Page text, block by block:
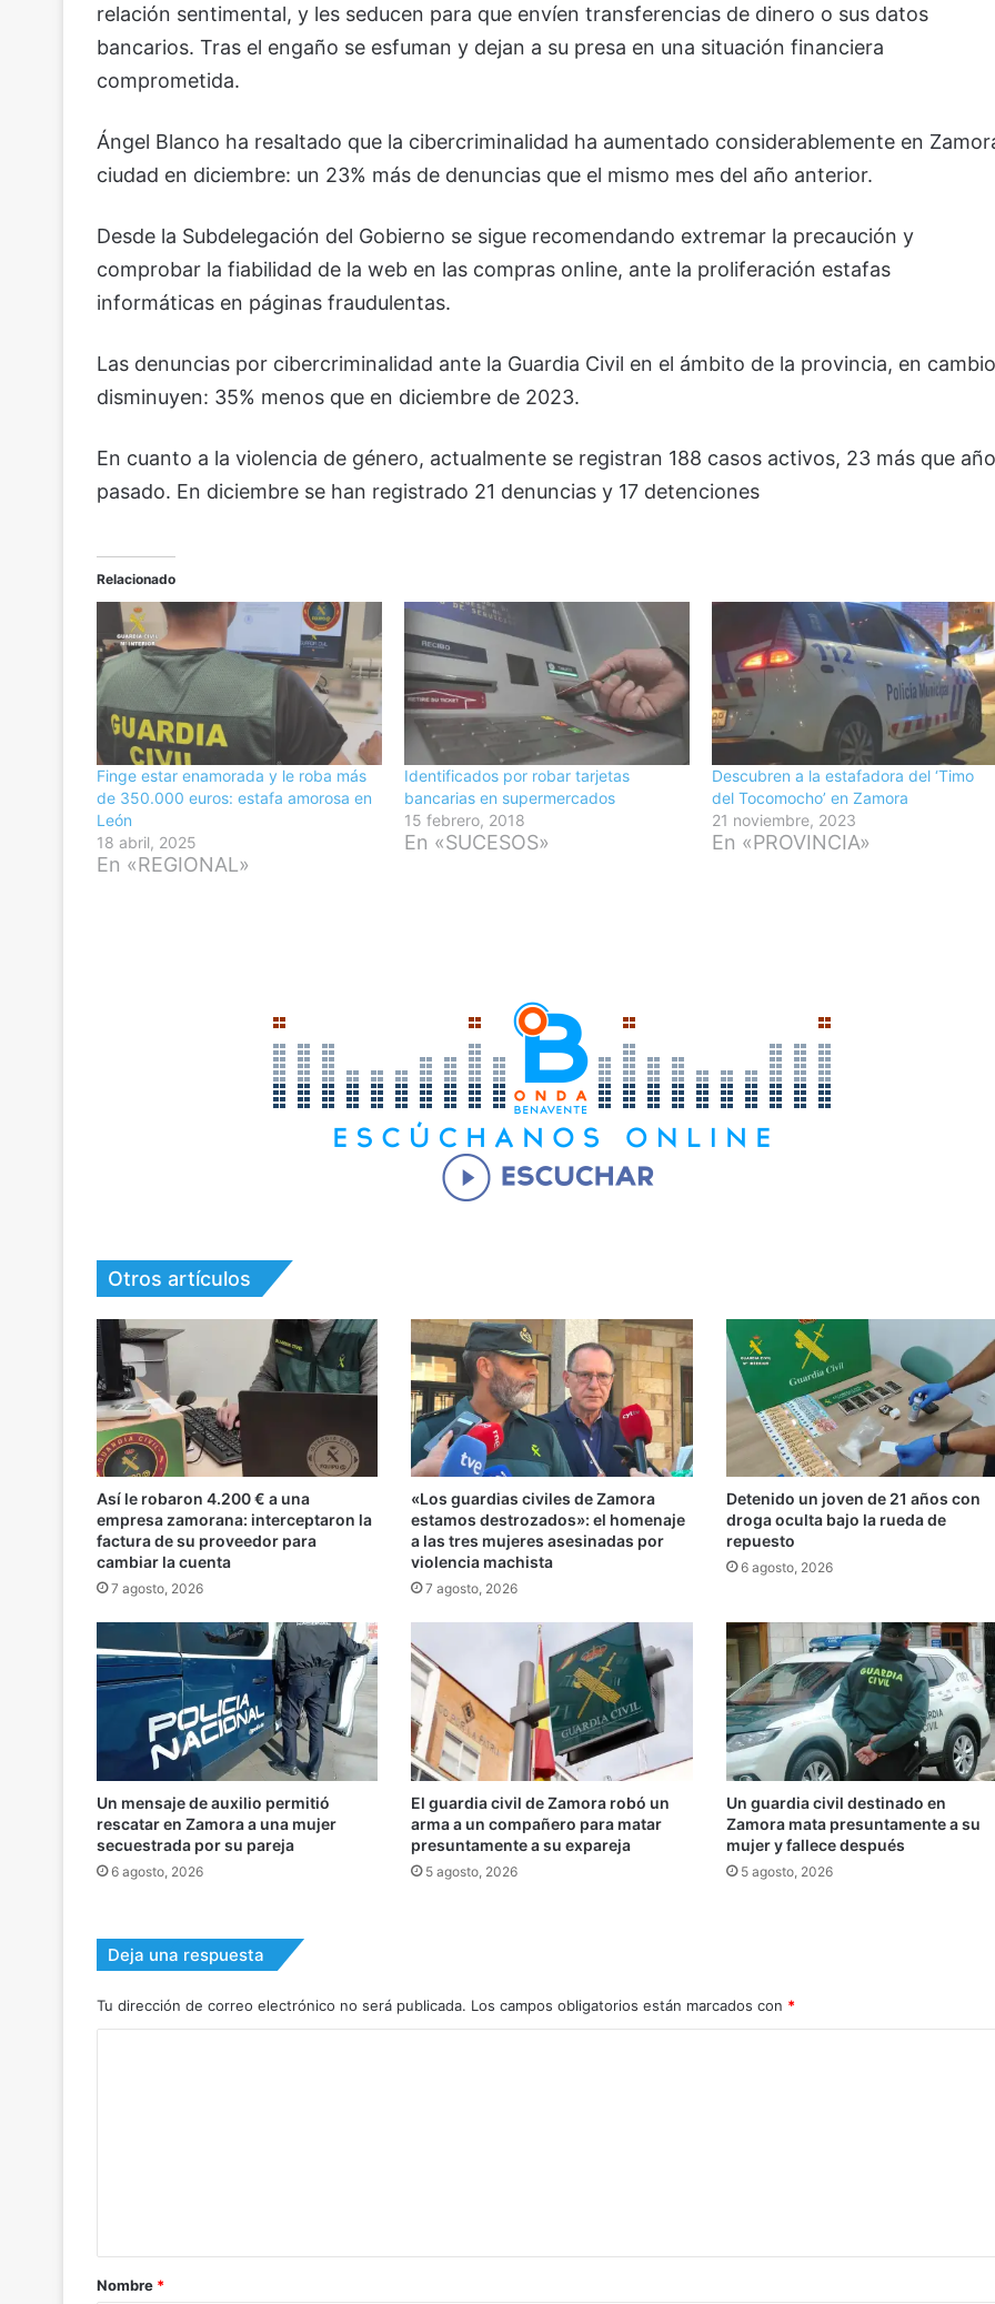
relación sentimental, y les seducen para que envíen transferencias de dinero o sus datos
bancarios. Tras el engaño se esfuman y dejan a su presa en una situación financiera
comprometida.
Ángel Blanco ha resaltado que la cibercriminalidad ha aumentado considerablemente en
ciudad en diciembre: un 23% más de denuncias que el mismo mes del año anterior.
Desde la Subdelegación del Gobierno se sigue recomendando extremar la precaución y
comprobar la fiabilidad de la web en las compras online, ante la proliferación estafas
informáticas en páginas fraudulentas.
Las denuncias por cibercriminalidad ante la Guardia Civil en el ámbito de la provincia, en
disminuyen: 35% menos que en diciembre de 2023.
En cuanto a la violencia de género, actualmente se registran 188 casos activos, 23 más que año
pasado. En diciembre se han registrado 21 denuncias y 17 detenciones
Relacionado
Finge estar enamorada y le roba más
de 350.000 euros: estafa amorosa en
León
18 abril, 2025
En «REGIONAL»
Identificados por robar tarjetas
bancarias en supermercados
15 febrero, 2018
En «SUCESOS»
Descubren a la estafadora del ‘Timo
del Tocomocho’ en Zamora
21 noviembre, 2023
En «PROVINCIA»
Otros artículos
Así le robaron 4.200 € a una
empresa zamorana: interceptaron la
factura de su proveedor para
cambiar la cuenta
7 agosto, 2026
«Los guardias civiles de Zamora
estamos destrozados»: el homenaje
a las tres mujeres asesinadas por
violencia machista
7 agosto, 2026
Detenido un joven de 21 años con
droga oculta bajo la rueda de
repuesto
6 agosto, 2026
Un mensaje de auxilio permitió
rescatar en Zamora a una mujer
secuestrada por su pareja
6 agosto, 2026
El guardia civil de Zamora robó un
arma a un compañero para matar
presuntamente a su expareja
5 agosto, 2026
Un guardia civil destinado en
Zamora mata presuntamente a su
mujer y fallece después
5 agosto, 2026
Deja una respuesta
Tu dirección de correo electrónico no será publicada. Los campos obligatorios están marcados con *
r
Nombre *